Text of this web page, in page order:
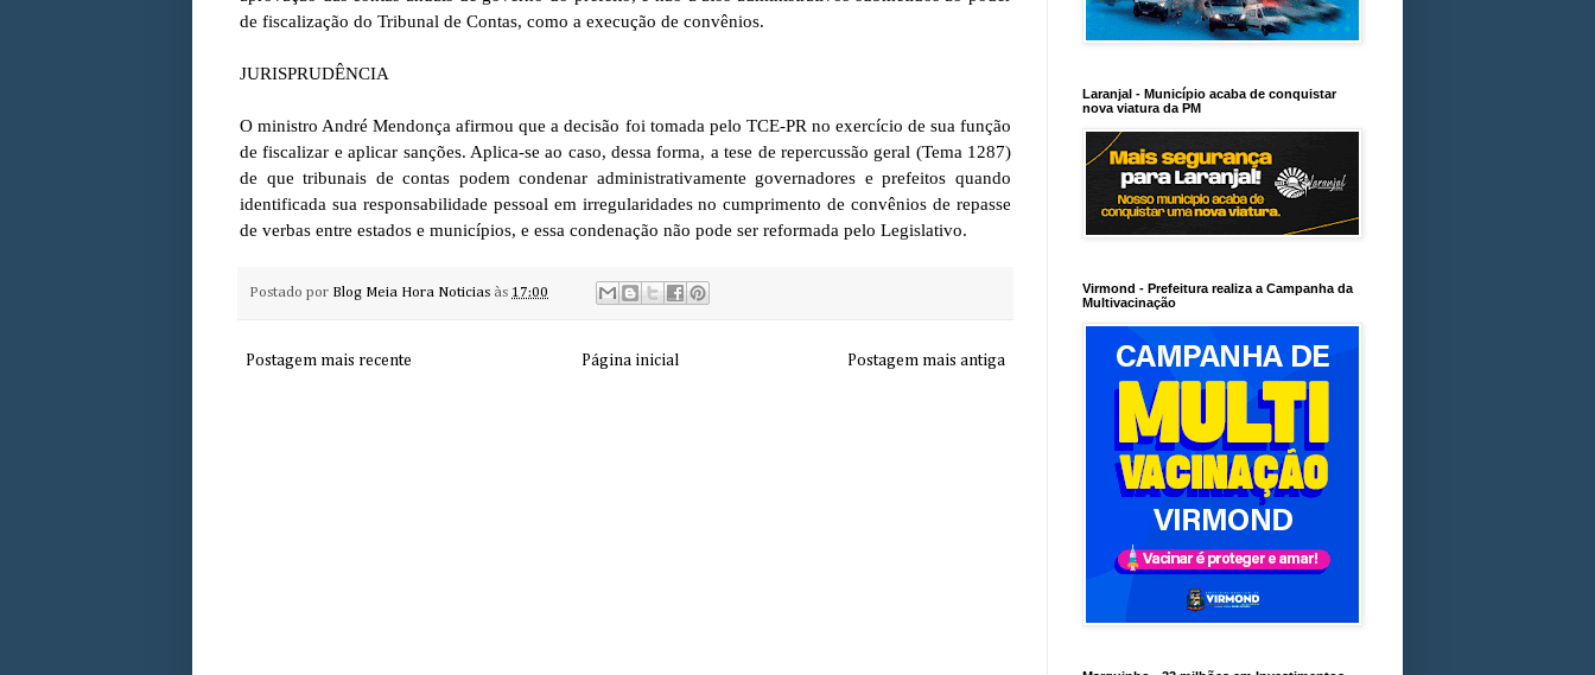
de fiscalização do Tribunal de Contas, como a execução de convênios.
JURISPRUDÊNCIA
O ministro André Mendonça afirmou que a decisão foi tomada pelo TCE-PR no exercício de sua função
de fiscalizar e aplicar sanções. Aplica-se ao caso, dessa forma, a tese de repercussão geral (Tema 1287)
de que tribunais de contas podem condenar administrativamente governadores e prefeitos quando
identificada sua responsabilidade pessoal em irregularidades no cumprimento de convênios de repasse
de verbas entre estados e municípios, e essa condenação não pode ser reformada pelo Legislativo.
Postado por Blog Meia Hora Noticias às 17:00
Postagem mais recente Postagem mais antiga
Página inicial
Laranjal - Município acaba de conquistar
nova viatura da PM
Virmond - Prefeitura realiza a Campanha da
Multivacinação